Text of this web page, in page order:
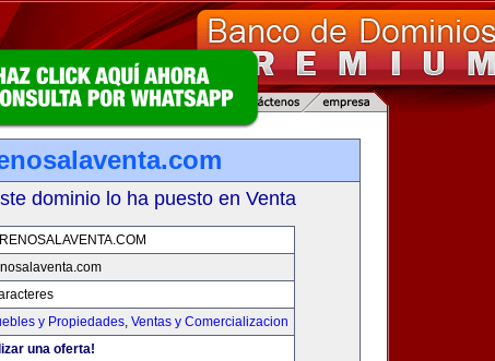
dominio lo ha puesto en Venta
y Propiedades, Ventas y Comercializacion
una oferta!